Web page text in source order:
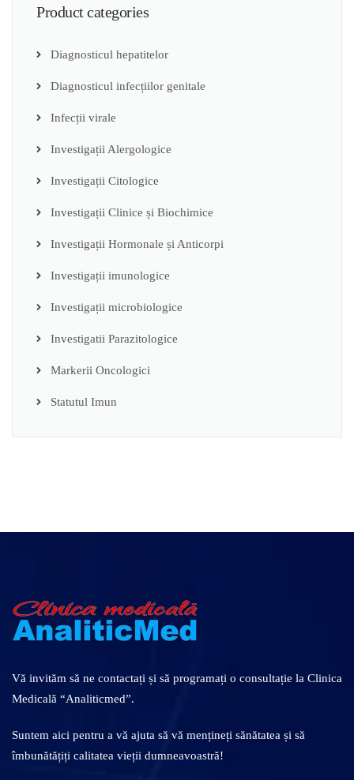
Product categories
Diagnosticul hepatitelor
Diagnosticul infecțiilor genitale
Infecții virale
Investigații Alergologice
Investigații Citologice
Investigații Clinice și Biochimice
Investigații Hormonale și Anticorpi
Investigații imunologice
Investigații microbiologice
Investigatii Parazitologice
Markerii Oncologici
Statutul Imun
Vă invităm să ne contactați și să programați o consultație la Clinica
Medicală “Analiticmed”.
Suntem aici pentru a vă ajuta să vă mențineți sănătatea și să
îmbunătățiți calitatea vieții dumneavoastră!